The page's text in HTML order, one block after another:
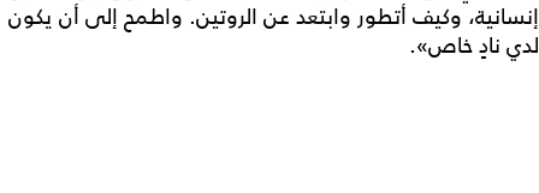
إنسانية، وكيف أتطور وابتعد عن الروتين. واطمح إلى أن يكون
لدي نادٍ خاص».